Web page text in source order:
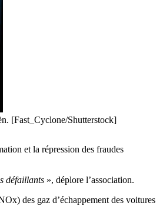
[Fast_Cyclone/Shutterstock]
et la répression des fraudes
défaillants », déplore l’association.
des gaz d’échappement des voitures